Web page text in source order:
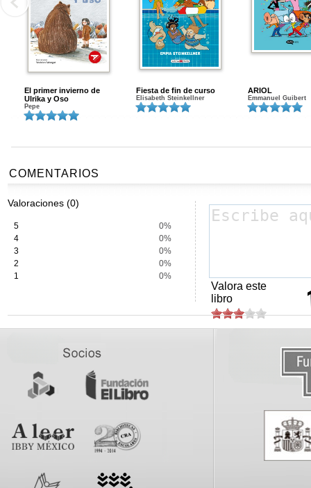
El primer invierno de
Ulrika y Oso
Pepe
Fiesta de fin de curso
Elisabeth Steinkellner
ARIOL
Emmanuel Guibert
COMENTARIOS
Valoraciones (0)
5
0%
4
0%
3
0%
2
0%
1
0%
Valora este
libro